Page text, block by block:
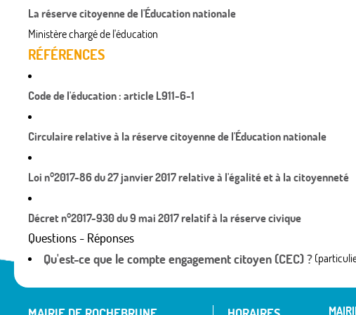
La réserve citoyenne de l'Éducation nationale
Ministère chargé de l'éducation
RÉFÉRENCES
Code de l'éducation : article L911-6-1
Circulaire relative à la réserve citoyenne de l'Éducation nationale
Loi n°2017-86 du 27 janvier 2017 relative à l'égalité et à la citoyenneté
Décret n°2017-930 du 9 mai 2017 relatif à la réserve civique
Questions - Réponses
Qu'est-ce que le compte engagement citoyen (CEC) ?